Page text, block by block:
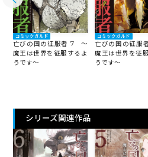
コミックガルド
亡びの国の征服者 7 ～
魔王は世界を征服するよ
うです～
コミックガルド
亡びの国の征服
魔王は世界を征
うです～
シリーズ関連作品